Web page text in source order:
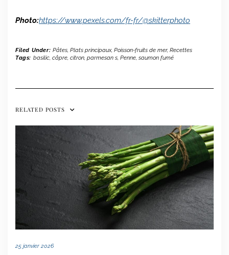
Photo:https://www.pexels.com/fr-fr/@skitterphoto
Filed Under: Pâtes, Plats principaux, Poisson-fruits de mer, Recettes
Tags: basilic, câpre, citron, parmesan s, Penne, saumon fumé
RELATED POSTS
25 janvier 2026